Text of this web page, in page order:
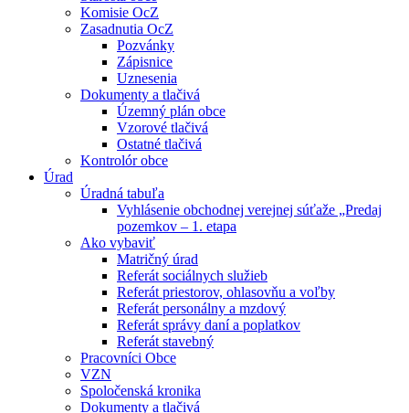
Komisie OcZ
Zasadnutia OcZ
Pozvánky
Zápisnice
Uznesenia
Dokumenty a tlačivá
Územný plán obce
Vzorové tlačivá
Ostatné tlačivá
Kontrolór obce
Úrad
Úradná tabuľa
Vyhlásenie obchodnej verejnej súťaže „Predaj
pozemkov – 1. etapa
Ako vybaviť
Matričný úrad
Referát sociálnych služieb
Referát priestorov, ohlasovňu a voľby
Referát personálny a mzdový
Referát správy daní a poplatkov
Referát stavebný
Pracovníci Obce
VZN
Spoločenská kronika
Dokumenty a tlačivá